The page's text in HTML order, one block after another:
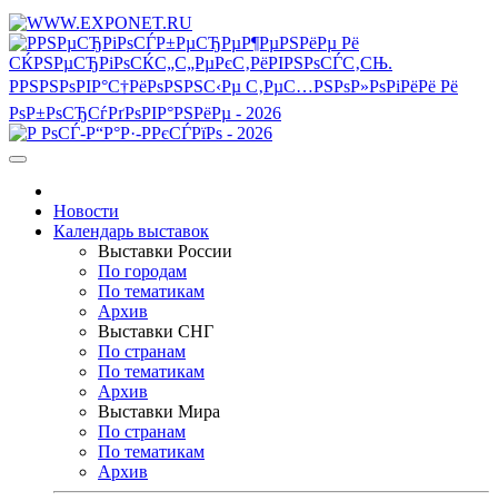
Новости
Календарь выставок
Выставки России
По городам
По тематикам
Архив
Выставки СНГ
По странам
По тематикам
Архив
Выставки Мира
По странам
По тематикам
Архив